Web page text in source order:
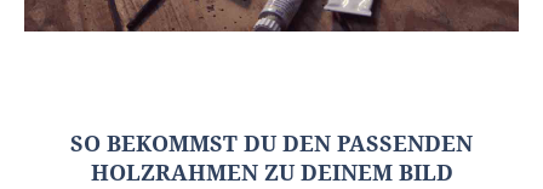
SO BEKOMMST DU DEN PASSENDEN
HOLZRAHMEN ZU DEINEM BILD